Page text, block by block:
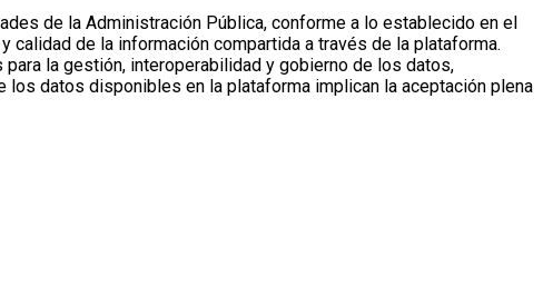
de la Administración Pública, conforme a lo establecido en el
de la información compartida a través de la plataforma.
la gestión, interoperabilidad y gobierno de los datos,
datos disponibles en la plataforma implican la aceptación plena